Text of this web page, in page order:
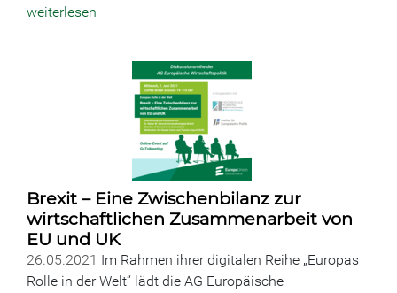
weiterlesen
Brexit – Eine Zwischenbilanz zur
wirtschaftlichen Zusammenarbeit von
EU und UK
26.05.2021 Im Rahmen ihrer digitalen Reihe „Europas
Rolle in der Welt“ lädt die AG Europäische